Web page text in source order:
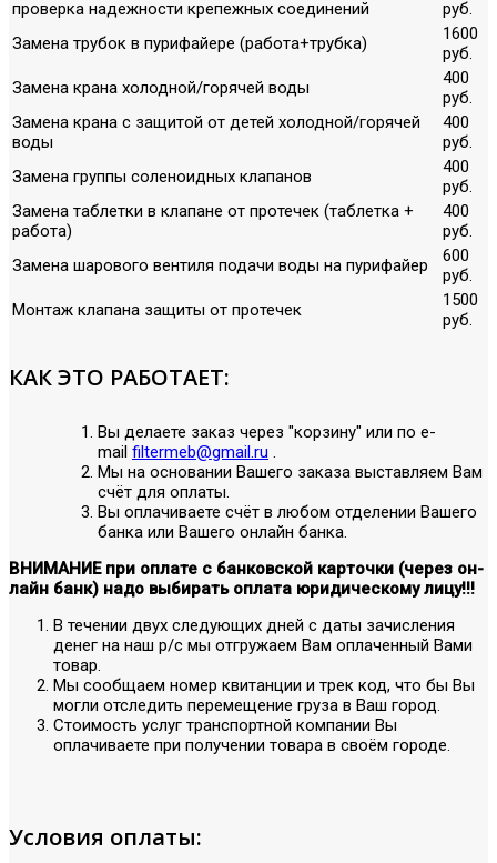
проверка надежности крепежных соединений
руб.
Замена трубок в пурифайере (работа+трубка)
1600
руб.
Замена крана холодной/горячей воды
400
руб.
Замена крана с защитой от детей холодной/горячей
воды
400
руб.
Замена группы соленоидных клапанов
400
руб.
Замена таблетки в клапане от протечек (таблетка +
работа)
400
руб.
Замена шарового вентиля подачи воды на пурифайер
600
руб.
Монтаж клапана защиты от протечек
1500
руб.
КАК ЭТО РАБОТАЕТ:
Вы делаете заказ через "корзину" или по е-
mail filtermeb@gmail.ru .
Мы на основании Вашего заказа выставляем Вам
счёт для оплаты.
Вы оплачиваете счёт в любом отделении Вашего
банка или Вашего онлайн банка.
ВНИМАНИЕ при оплате с банковской карточки (через он-
лайн банк) надо выбирать оплата юридическому лицу!!!
В течении двух следующих дней с даты зачисления
денег на наш р/с мы отгружаем Вам оплаченный Вами
товар.
Мы сообщаем номер квитанции и трек код, что бы Вы
могли отследить перемещение груза в Ваш город.
Стоимость услуг транспортной компании Вы
оплачиваете при получении товара в своём городе.
Условия оплаты: